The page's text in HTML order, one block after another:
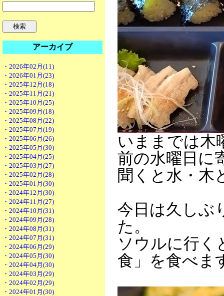
アーカイブ
・2026年02月(11)
・2026年01月(23)
・2025年12月(18)
・2025年11月(21)
・2025年10月(25)
・2025年09月(18)
・2025年08月(22)
・2025年07月(19)
・2025年06月(26)
・2025年05月(30)
・2025年04月(25)
・2025年03月(27)
・2025年02月(28)
・2025年01月(30)
・2024年12月(30)
・2024年11月(27)
・2024年10月(31)
・2024年09月(28)
・2024年08月(31)
・2024年07月(31)
・2024年06月(29)
・2024年05月(30)
・2024年04月(30)
・2024年03月(29)
・2024年02月(29)
・2024年01月(30)
いままでは木
前の水曜日に
聞くと水・木
今日は久しぶ
た。
ソウルに行く
食」を食べま